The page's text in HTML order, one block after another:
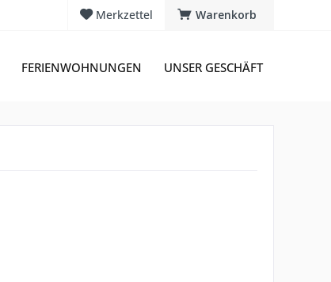
Warenkorb
Merkzettel
FERIENWOHNUNGEN UNSER GESCHÄFT